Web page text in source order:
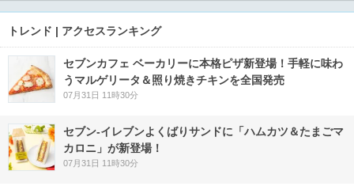
トレンド | アクセスランキング
セブンカフェ ベーカリーに本格ピザ新登場！手軽に味わ
うマルゲリータ＆照り焼きチキンを全国発売
07月31日 11時30分
セブン‐イレブンよくばりサンドに「ハムカツ＆たまごマ
カロニ」が新登場！
07月31日 11時30分